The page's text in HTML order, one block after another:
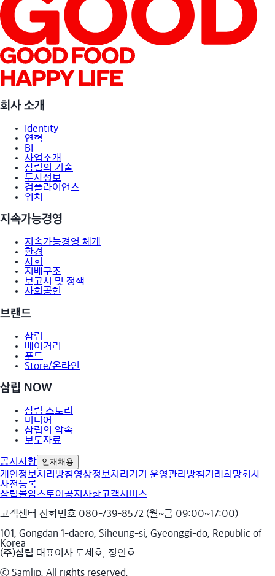
회사 소개
Identity
연혁
BI
사업소개
삼립의 기술
투자정보
컴플라이언스
위치
지속가능경영
지속가능경영 체계
환경
사회
지배구조
보고서 및 정책
사회공헌
브랜드
삼립
베이커리
푸드
Store/온라인
삼립 NOW
삼립 스토리
미디어
삼립의 약속
보도자료
공지사항 인재채용
개인정보처리방침영상정보처리기기 운영관리방침거래희망회사
사전등록
삼립몰얌스토어공지사항고객서비스
고객센터 전화번호 080-739-8572 (월~금 09:00~17:00)
101, Gongdan 1-daero, Siheung-si, Gyeonggi-do, Republic of
Korea
(주)삼립 대표이사 도세호, 정인호
ⓒ Samlip. All rights reserved.